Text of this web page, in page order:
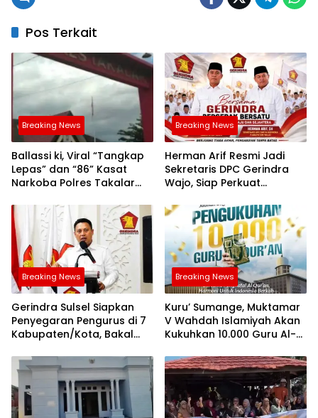
Pos Terkait
Breaking News
Ballassi ki, Viral “Tangkap
Lepas” dan “86” Kasat
Narkoba Polres Takalar
Breaking News
Herman Arif Resmi Jadi
Sekretaris DPC Gerindra
Wajo, Siap Perkuat
Breaking News
Gerindra Sulsel Siapkan
Penyegaran Pengurus di 7
Kabupaten/Kota, Bakal
Breaking News
Kuru’ Sumange, Muktamar
V Wahdah Islamiyah Akan
Kukuhkan 10.000 Guru Al-